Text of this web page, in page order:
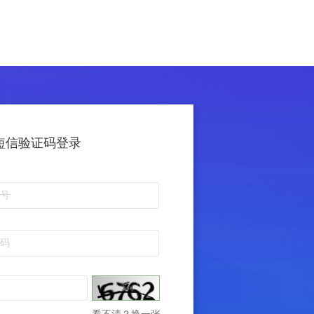
信验证码登录